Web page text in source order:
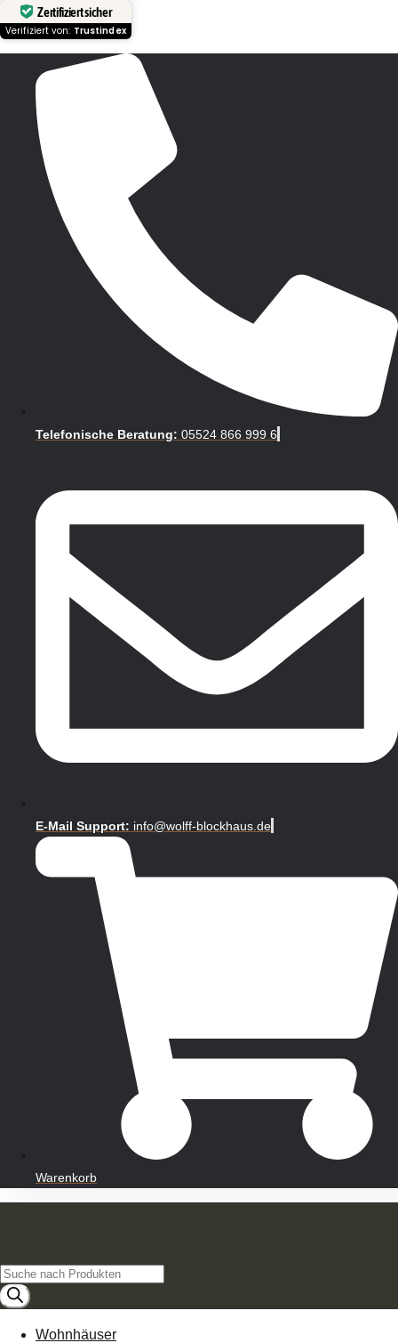
Zertifiziert sicher
Verifiziert von: Trustindex
Telefonische Beratung: 05524 866 999 6
E-Mail Support: info@wolff-blockhaus.de
Warenkorb
Products
search
Wohnhäuser